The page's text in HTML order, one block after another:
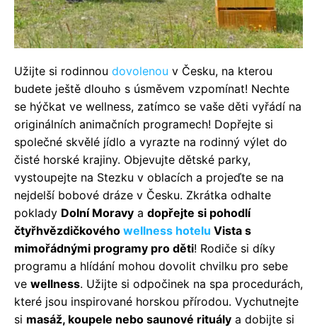
Užijte si rodinnou dovolenou v Česku, na kterou
budete ještě dlouho s úsměvem vzpomínat! Nechte
se hýčkat ve wellness, zatímco se vaše děti vyřádí na
originálních animačních programech! Dopřejte si
společné skvělé jídlo a vyrazte na rodinný výlet do
čisté horské krajiny. Objevujte dětské parky,
vystoupejte na Stezku v oblacích a projeďte se na
nejdelší bobové dráze v Česku. Zkrátka odhalte
poklady Dolní Moravy a dopřejte si pohodlí
čtyřhvězdičkového wellness hotelu Vista s
mimořádnými programy pro děti! Rodiče si díky
programu a hlídání mohou dovolit chvilku pro sebe
ve wellness. Užijte si odpočinek na spa procedurách,
které jsou inspirované horskou přírodou. Vychutnejte
si masáž, koupele nebo saunové rituály a dobijte si